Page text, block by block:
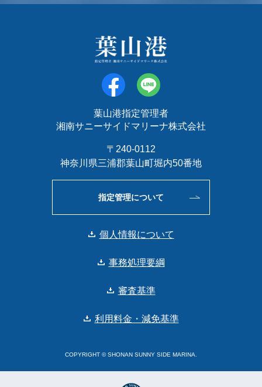
葉山港指定管理者
湘南サニーサイドマリーナ株式会社
〒240-0112
神奈川県三浦郡葉山町堀内50番地
指定管理について
個人情報について
事務処理要綱
審査基準
利用料金・減免基準
COPYRIGHT © SHONAN SUNNY SIDE MARINA.